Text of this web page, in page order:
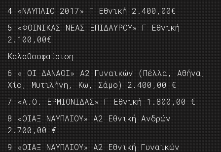
4 «ΝΑΥΠΛΙΟ 2017» Γ Εθνική 2.400,00€
5 «ΦΟΙΝΙΚΑΣ ΝΕΑΣ ΕΠΙΔΑΥΡΟΥ» Γ Εθνική
2.100,00€
Καλαθοσφαίριση
6 « ΟΙ ΔΑΝΑΟΙ» Α2 Γυναικών (Πέλλα, Αθήνα,
Χίο, Μυτιλήνη, Κω, Σάμο) 2.400,00 €
7 «Α.Ο. ΕΡΜΙΟΝΙΔΑΣ» Γ Εθνική 1.800,00 €
8 «ΟΙΑΞ ΝΑΥΠΛΙΟΥ» Α2 Εθνική Ανδρών
2.700,00 €
9 «ΟΙΑΞ ΝΑΥΠΛΙΟΥ» Α2 Εθνική Γυναικών